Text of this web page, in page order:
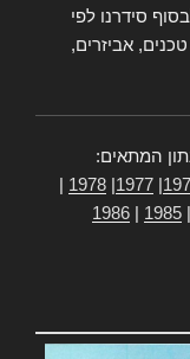
סידרנו לפי
אביזרים,
המתאים:
1977
1978
1985
1986